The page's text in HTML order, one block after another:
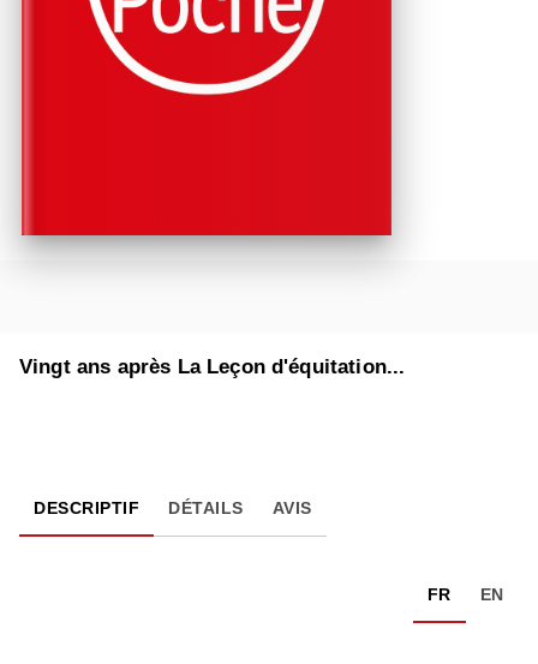
Vingt ans après La Leçon d'équitation...
DESCRIPTIF DÉTAILS AVIS
FR EN